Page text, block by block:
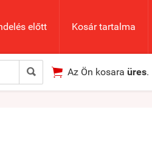
előtt Kosár tartalma
  Az Ön kosara üres.